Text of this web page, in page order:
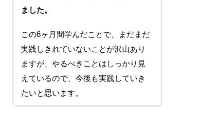
ました。
この6ヶ月間学んだことで、まだまだ
実践しきれていないことが沢山あり
ますが、やるべきことはしっかり見
えているので、今後も実践していき
たいと思います。